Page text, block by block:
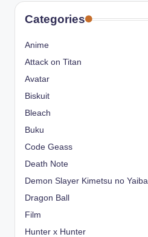
Categories
Anime
Attack on Titan
Avatar
Biskuit
Bleach
Buku
Code Geass
Death Note
Demon Slayer Kimetsu no Yaiba
Dragon Ball
Film
Hunter x Hunter